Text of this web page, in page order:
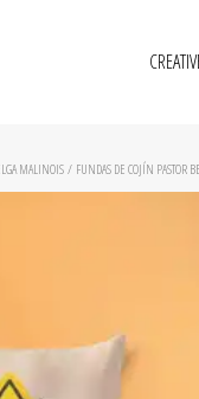
MALINOIS / FUNDAS DE COJÍN PASTOR